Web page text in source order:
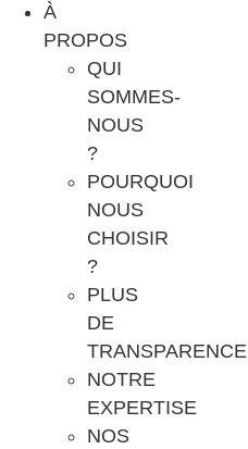
À
PROPOS
QUI
SOMMES-
NOUS
?
POURQUOI
NOUS
CHOISIR
?
PLUS
DE
TRANSPARENCE
NOTRE
EXPERTISE
NOS